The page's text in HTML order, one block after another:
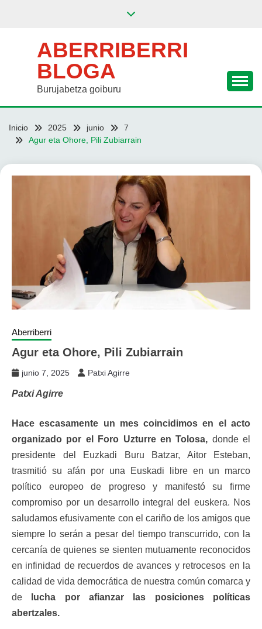
ABERRIBERRI
BLOGA
Burujabetza goiburu
Inicio 2025 junio
7
Agur eta Ohore, Pili Zubiarrain
Aberriberri
Agur eta Ohore, Pili Zubiarrain
junio 7, 2025 Patxi Agirre
Patxi Agirre
Hace escasamente un mes coincidimos en el acto
organizado por el Foro Uzturre en Tolosa, donde el
presidente del Euzkadi Buru Batzar, Aitor Esteban,
trasmitió su afán por una Euskadi libre en un marco
político europeo de progreso y manifestó su firme
compromiso por un desarrollo integral del euskera. Nos
saludamos efusivamente con el cariño de los amigos que
siempre lo serán a pesar del tiempo transcurrido, con la
cercanía de quienes se sienten mutuamente reconocidos
en infinidad de recuerdos de avances y retrocesos en la
calidad de vida democrática de nuestra común comarca y
de
lucha por afianzar las posiciones políticas
abertzales.